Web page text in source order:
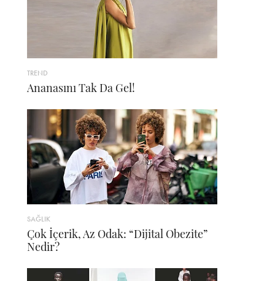
TREND
Ananasını Tak Da Gel!
SAĞLIK
Çok İçerik, Az Odak: “Dijital Obezite”
Nedir?